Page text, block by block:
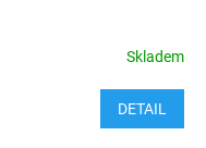
Skladem
DETAIL